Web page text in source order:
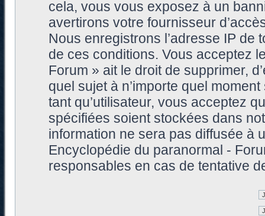
cela, vous vous exposez à un
avertirons votre fournisseur
Nous enregistrons l’adresse IP de
de ces conditions. Vous acceptez
Forum » ait le droit de supprimer,
quel sujet à n’importe quel
tant qu’utilisateur, vous acceptez
spécifiées soient stockées dans
information ne sera pas diffusée à
Encyclopédie du paranormal -
responsables en cas de tentative